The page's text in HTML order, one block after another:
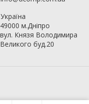
Україна
49000 м.Дніпро
вул. Князя Володимира
Великого буд.20